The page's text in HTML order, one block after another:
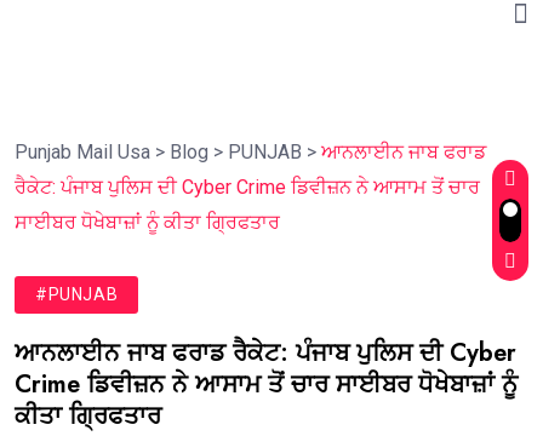
Punjab Mail Usa > Blog > PUNJAB > ਆਨਲਾਈਨ ਜਾਬ ਫਰਾਡ
ਰੈਕੇਟ: ਪੰਜਾਬ ਪੁਲਿਸ ਦੀ Cyber Crime ਡਿਵੀਜ਼ਨ ਨੇ ਆਸਾਮ ਤੋਂ ਚਾਰ
ਸਾਈਬਰ ਧੋਖੇਬਾਜ਼ਾਂ ਨੂੰ ਕੀਤਾ ਗ੍ਰਿਫਤਾਰ
#PUNJAB
ਆਨਲਾਈਨ ਜਾਬ ਫਰਾਡ ਰੈਕੇਟ: ਪੰਜਾਬ ਪੁਲਿਸ ਦੀ Cyber
Crime ਡਿਵੀਜ਼ਨ ਨੇ ਆਸਾਮ ਤੋਂ ਚਾਰ ਸਾਈਬਰ ਧੋਖੇਬਾਜ਼ਾਂ ਨੂੰ
ਕੀਤਾ ਗ੍ਰਿਫਤਾਰ